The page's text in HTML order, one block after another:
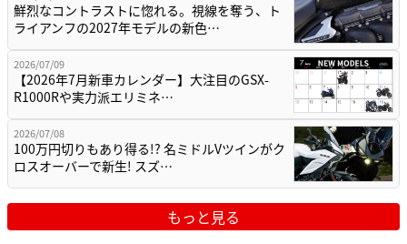
鮮烈なコントラストに惚れる。視線を奪う、ト
ライアンフの2027年モデルの新色…
2026/07/09
【2026年7月新車カレンダー】大注目のGSX-
R1000Rや実力派エリミネ…
2026/07/08
100万円切りもあり得る!? 名ミドルVツインがク
ロスオーバーで新生! スズ…
もっと見る